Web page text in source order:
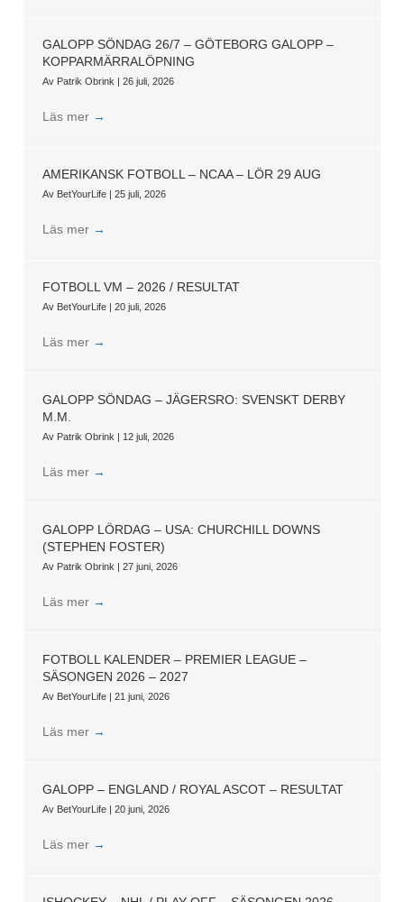
GALOPP SÖNDAG 26/7 – GÖTEBORG GALOPP –
KOPPARMÄRRALÖPNING
Av Patrik Obrink | 26 juli, 2026
Läs mer →
AMERIKANSK FOTBOLL – NCAA – LÖR 29 AUG
Av BetYourLife | 25 juli, 2026
Läs mer →
FOTBOLL VM – 2026 / RESULTAT
Av BetYourLife | 20 juli, 2026
Läs mer →
GALOPP SÖNDAG – JÄGERSRO: SVENSKT DERBY
M.M.
Av Patrik Obrink | 12 juli, 2026
Läs mer →
GALOPP LÖRDAG – USA: CHURCHILL DOWNS
(STEPHEN FOSTER)
Av Patrik Obrink | 27 juni, 2026
Läs mer →
FOTBOLL KALENDER – PREMIER LEAGUE –
SÄSONGEN 2026 – 2027
Av BetYourLife | 21 juni, 2026
Läs mer →
GALOPP – ENGLAND / ROYAL ASCOT – RESULTAT
Av BetYourLife | 20 juni, 2026
Läs mer →